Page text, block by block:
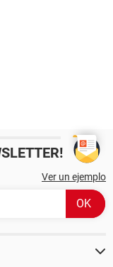
Ver un ejemplo